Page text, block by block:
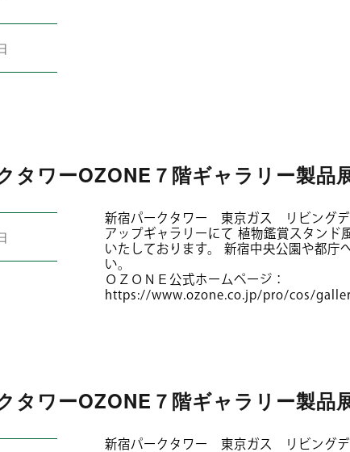
タワーOZONE７階ギャラリー製品
新宿パークタワー 東京ガス リビングデ
アップギャラリーにて 植物鑑賞スタンド
いたしております。 新宿中央公園や都庁
い。
ＯＺＯＮＥ公式ホームページ：
https://www.ozone.co.jp/pro/cos/
タワーOZONE７階ギャラリー製品
新宿パークタワー 東京ガス リビングデ